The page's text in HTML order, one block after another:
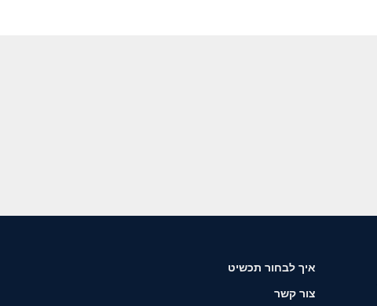
איך לבחור תכשיט
צור קשר